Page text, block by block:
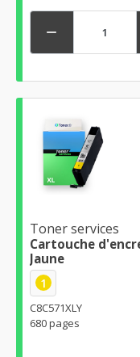

Toner services
Cartouche
Jaune
1
C8C571XLY
680 pages